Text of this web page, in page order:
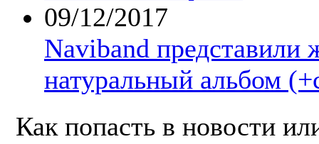
09/12/2017
Naviband представили
натуральный альбом
Как попасть в новости